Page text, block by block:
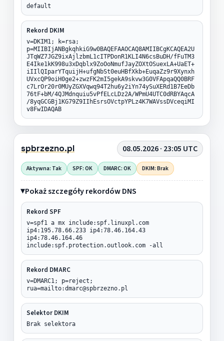
default
Rekord DKIM
v=DKIM1; k=rsa;
p=MIIBIjANBgkqhkiG9w0BAQEFAAOCAQ8AMIIBCgKCAQEA2U
JTqWZ7JGZ9ixAjlzbmL1cITPDonR1KLI4N6csBuDH/fFuTM3
E4Ike1kK998u3xDqblx9ZoOoNmufJayZOXtOSuexLA+UaET+
iIIlQIparYTquijH+ufgNbSt0euHBfXkb+EuqaZz9r9Xynxh
UVxcQP9oiH0ge2+zwzFK2mI5gekA9skvw3G0VFApqaQQ0BRF
c7LrOr20r0MUyZGXVqwq94T2hu6y2iYn74ySuXERd1B7EeDb
76tF+bM/4QJMdnquiu5vPfELcLDz2A/WPmU4UTC0dRBYAqcA
/8yqGCGBj1KG79Z9IIhEsrsOVctpYPLz4K7WAVssDVceqiMI
v8FwIDAQAB
spbrzezno.pl 08.05.2026 · 23:05 UTC
Aktywna: Tak SPF: OK DMARC: OK DKIM: Brak
Pokaż szczegóły rekordów DNS
Rekord SPF
v=spf1 a mx include:spf.linuxpl.com
ip4:195.78.66.233 ip4:78.46.164.43
ip4:78.46.164.46
include:spf.protection.outlook.com -all
Rekord DMARC
v=DMARC1; p=reject;
rua=mailto:dmarc@spbrzezno.pl
Selektor DKIM
Brak selektora